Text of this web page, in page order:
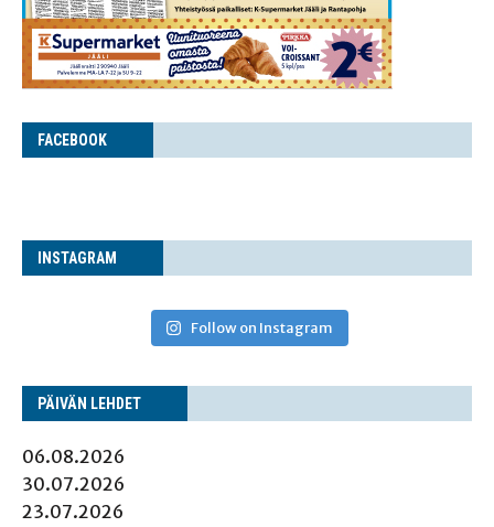
FACE­BOOK
INS­TA­GRAM
Follow on Instagram
PÄI­VÄN LEHDET
06.08.2026
30.07.2026
23.07.2026